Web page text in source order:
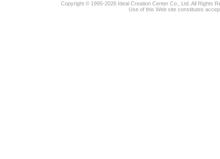
Copyright © 1995-2026 Ideal Creation Center Co., Ltd. All Rights
Use of this Web site constitutes